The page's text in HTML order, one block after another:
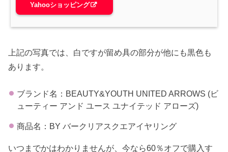
Yahooショッピング
上記の写真では、白ですが留め具の部分が他にも黒色も
あります。
ブランド名：BEAUTY&YOUTH UNITED ARROWS (ビ
ューティー アンド ユース ユナイテッド アローズ)
商品名：BY バークリアスクエアイヤリング
いつまでかはわかりませんが、今なら60％オフで購入す